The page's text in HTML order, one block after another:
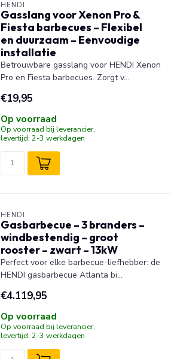
HENDI
Gasslang voor Xenon Pro &
Fiesta barbecues – Flexibel
en duurzaam – Eenvoudige
installatie
Betrouwbare gasslang voor HENDI Xenon
Pro en Fiesta barbecues. Zorgt v...
€19,95
Op voorraad
Op voorraad bij leverancier,
levertijd: 2-3 werkdagen
HENDI
Gasbarbecue – 3 branders –
windbestendig – groot
rooster – zwart – 13kW
Perfect voor elke barbecue-liefhebber: de
HENDI gasbarbecue Atlanta bi...
€4.119,95
Op voorraad
Op voorraad bij leverancier,
levertijd: 2-3 werkdagen